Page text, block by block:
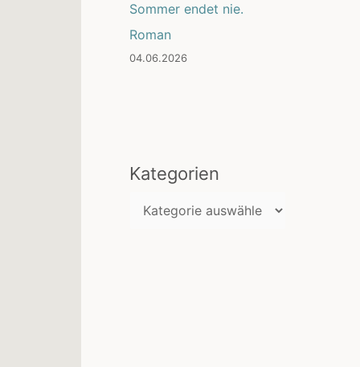
Sommer endet nie.
Roman
04.06.2026
Kategorien